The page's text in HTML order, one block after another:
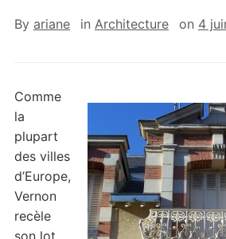
By ariane in Architecture on 4
Comme
la
plupart
des villes
d’Europe,
Vernon
recèle
son lot